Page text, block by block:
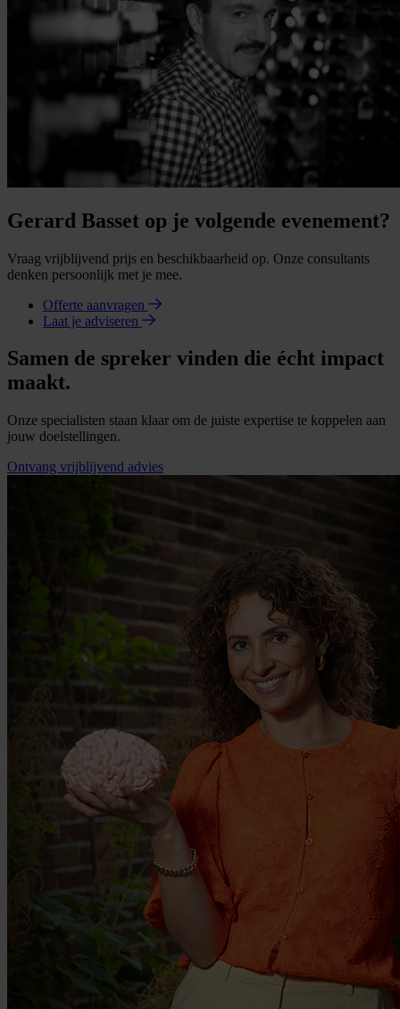
Gerard Basset op je volgende evenement?
Vraag vrijblijvend prijs en beschikbaarheid op. Onze consultants
denken persoonlijk met je mee.
Offerte aanvragen
Laat je adviseren
Samen de spreker vinden die écht impact
maakt.
Onze specialisten staan klaar om de juiste expertise te koppelen aan
jouw doelstellingen.
Ontvang vrijblijvend advies